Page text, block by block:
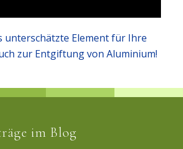
unterschätzte Element für Ihre
zur Entgiftung von Aluminium!
im Blog